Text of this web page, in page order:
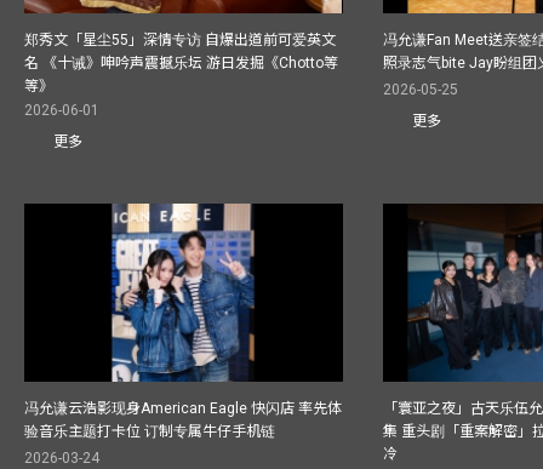
郑秀文「星尘55」深情专访 自爆出道前可爱英文
名 《十诫》呻吟声震撼乐坛 游日发掘《Chotto等
等》
2026-06-01
更多
冯允谦Fan Meet送亲签
照录志气bite Jay盼组团
2026-05-25
更多
冯允谦云浩影现身American Eagle 快闪店 率先体
验音乐主题打卡位 订制专属牛仔手机链
2026-03-24
「寰亚之夜」古天乐伍
集 重头剧「重案解密」
冷